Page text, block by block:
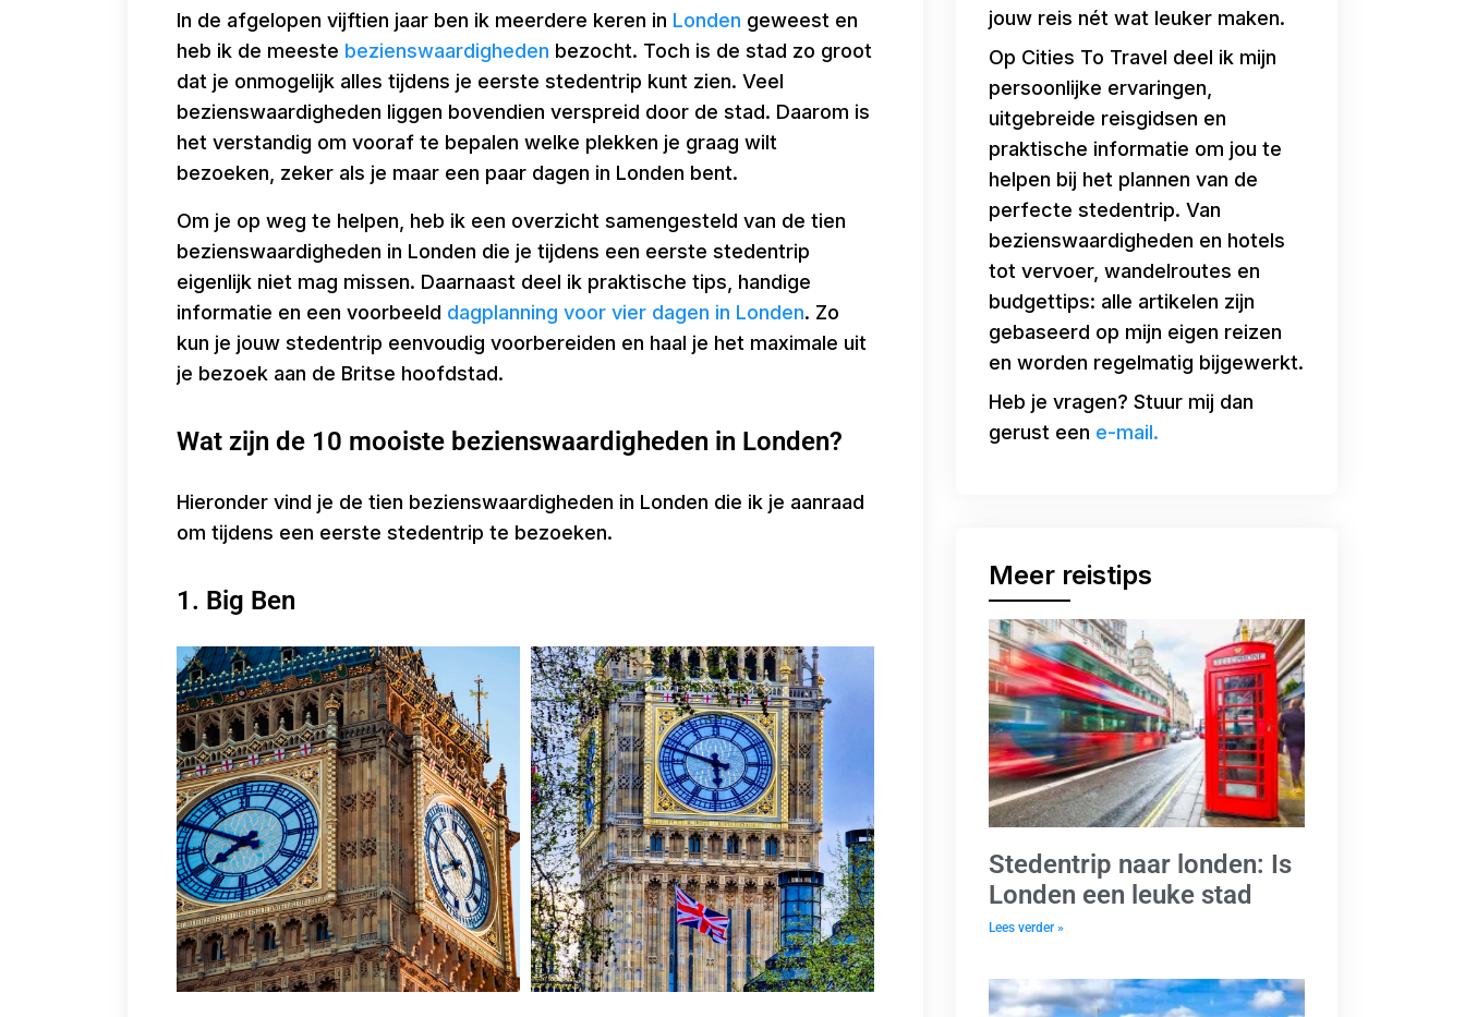
In de afgelopen vijftien jaar ben ik meerdere keren in Londen geweest en
heb ik de meeste bezienswaardigheden bezocht. Toch is de stad zo groot
dat je onmogelijk alles tijdens je eerste stedentrip kunt zien. Veel
bezienswaardigheden liggen bovendien verspreid door de stad. Daarom is
het verstandig om vooraf te bepalen welke plekken je graag wilt
bezoeken, zeker als je maar een paar dagen in Londen bent.
Om je op weg te helpen, heb ik een overzicht samengesteld van de tien
bezienswaardigheden in Londen die je tijdens een eerste stedentrip
eigenlijk niet mag missen. Daarnaast deel ik praktische tips, handige
informatie en een voorbeeld dagplanning voor vier dagen in Londen. Zo
kun je jouw stedentrip eenvoudig voorbereiden en haal je het maximale uit
je bezoek aan de Britse hoofdstad.
Wat zijn de 10 mooiste bezienswaardigheden in Londen?
Hieronder vind je de tien bezienswaardigheden in Londen die ik je aanraad
om tijdens een eerste stedentrip te bezoeken.
1. Big Ben
jouw reis nét wat leuker maken.
Op Cities To Travel deel ik mijn
persoonlijke ervaringen,
uitgebreide reisgidsen en
praktische informatie om jou te
helpen bij het plannen van de
perfecte stedentrip. Van
bezienswaardigheden en hotels
tot vervoer, wandelroutes en
budgettips: alle artikelen zijn
gebaseerd op mijn eigen reizen
en worden regelmatig bijgewerkt.
Heb je vragen? Stuur mij dan
gerust een e-mail.
Meer reistips
Stedentrip naar londen: Is
Londen een leuke stad
Lees verder »